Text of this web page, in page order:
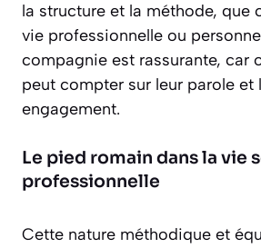
la structure et la méthode, que
vie professionnelle ou
compagnie est rassurante, car
peut compter sur leur parole et
engagement.
Le pied romain dans la vie
professionnelle
Cette nature méthodique et